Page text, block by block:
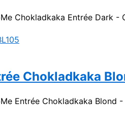
Chokladkaka Entrée Dark -
Chokladkaka
Entrée Chokladkaka Blond -